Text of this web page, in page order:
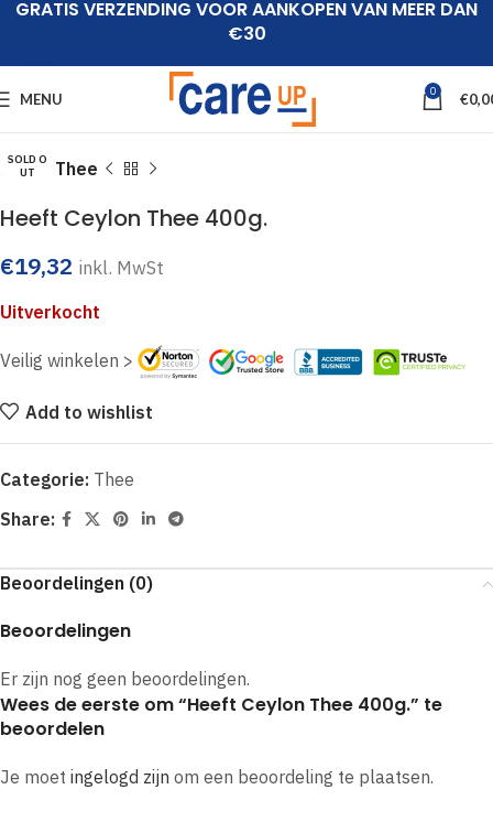
MENU 0 €
SOLD O
UT
Click to enlarge
Home Thee
Heeft Ceylon Thee 400g.
€19,32 inkl. MwSt
Uitverkocht
Veilig winkelen >
Add to wishlist
Categorie: Thee
Share:
Beoordelingen (0)
Beoordelingen
Er zijn nog geen beoordelingen.
Wees de eerste om “Heeft Ceylon Thee 400g.” te
beoordelen
Je moet ingelogd zijn om een beoordeling te plaatsen.
GRATIS VERZENDING VOOR AANKOPEN VAN MEER DAN
€30